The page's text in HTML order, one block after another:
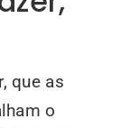
que as
o